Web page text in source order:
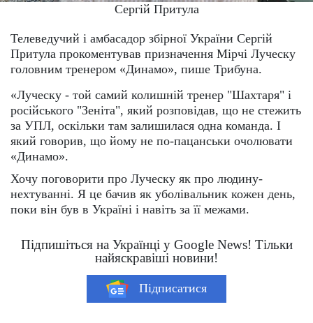
Сергій Притула
Телеведучий і амбасадор збірної України Сергій
Притула прокоментував призначення Мірчі Луческу
головним тренером «Динамо», пише Трибуна.
«Луческу - той самий колишній тренер "Шахтаря" і
російського "Зеніта", який розповідав, що не стежить
за УПЛ, оскільки там залишилася одна команда. І
який говорив, що йому не по-пацанськи очолювати
«Динамо».
Хочу поговорити про Луческу як про людину-
нехтуванні. Я це бачив як уболівальник кожен день,
поки він був в Україні і навіть за її межами.
Підпишіться на Українці у Google News! Тільки
найяскравіші новини!
Підписатися